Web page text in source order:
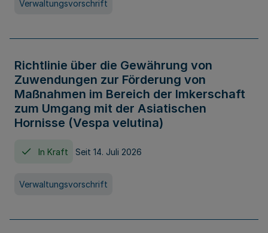
Verwaltungsvorschrift
Richtlinie über die Gewährung von
Zuwendungen zur Förderung von
Maßnahmen im Bereich der Imkerschaft
zum Umgang mit der Asiatischen
Hornisse (Vespa velutina)
In Kraft Seit 14. Juli 2026
Verwaltungsvorschrift